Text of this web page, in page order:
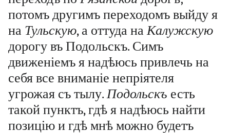
потомъ другимъ переходомъ выйду я
на Тульскую, а оттуда на Калужскую
дорогу въ Подольскъ. Симъ
движеніемъ я надѣюсь привлечь на
себя все вниманіе непріятеля
угрожая съ тылу. Подольскъ есть
такой пунктъ, гдѣ я надѣюсь найти
позицію и гдѣ мнѣ можно будетъ